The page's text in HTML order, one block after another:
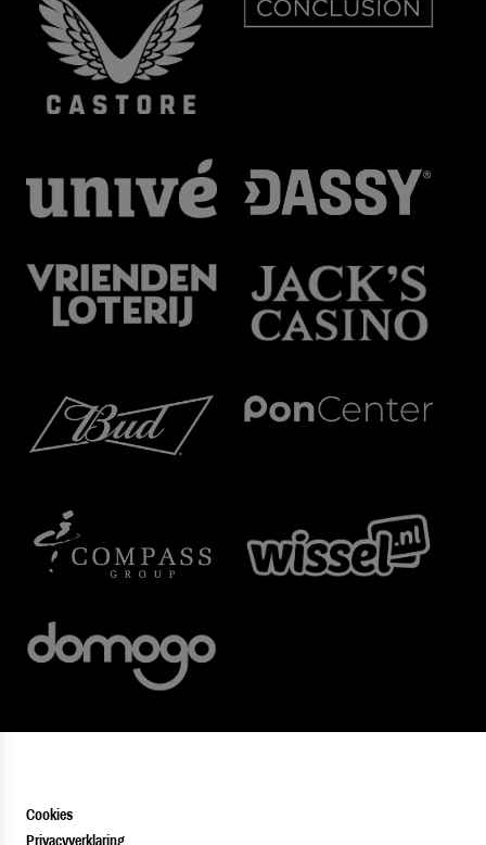
Cookies
Privacyverklaring